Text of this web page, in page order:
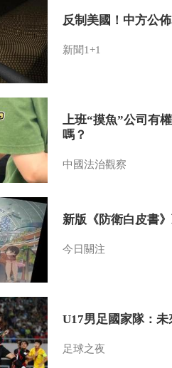
反制美國！中方公
新聞1+1
上班“摸魚”公司有
嗎？
中國法治觀察
新版《防衛白皮書
今日關注
U17男足國家隊：未
足球之夜